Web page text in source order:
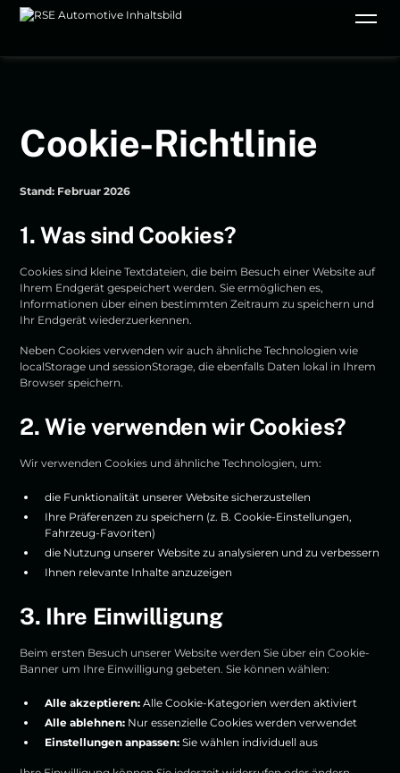
Cookie-Richtlinie
Stand: Februar 2026
1. Was sind Cookies?
Cookies sind kleine Textdateien, die beim Besuch einer Website auf
Ihrem Endgerät gespeichert werden. Sie ermöglichen es,
Informationen über einen bestimmten Zeitraum zu speichern und
Ihr Endgerät wiederzuerkennen.
Neben Cookies verwenden wir auch ähnliche Technologien wie
localStorage und sessionStorage, die ebenfalls Daten lokal in Ihrem
Browser speichern.
2. Wie verwenden wir Cookies?
Wir verwenden Cookies und ähnliche Technologien, um:
die Funktionalität unserer Website sicherzustellen
Ihre Präferenzen zu speichern (z. B. Cookie-Einstellungen,
Fahrzeug-Favoriten)
die Nutzung unserer Website zu analysieren und zu verbessern
Ihnen relevante Inhalte anzuzeigen
3. Ihre Einwilligung
Beim ersten Besuch unserer Website werden Sie über ein Cookie-
Banner um Ihre Einwilligung gebeten. Sie können wählen:
Alle akzeptieren: Alle Cookie-Kategorien werden aktiviert
Alle ablehnen: Nur essenzielle Cookies werden verwendet
Einstellungen anpassen: Sie wählen individuell aus